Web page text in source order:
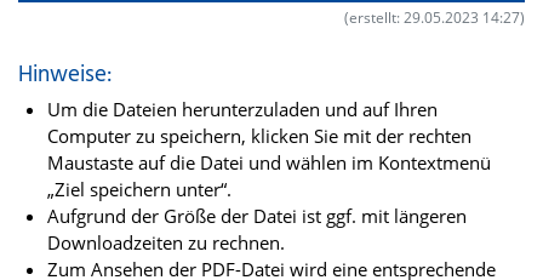
(erstellt: 29.05.2023 14:27)
Hinweise:
Um die Dateien herunterzuladen und auf Ihren
Computer zu speichern, klicken Sie mit der rechten
Maustaste auf die Datei und wählen im Kontextmenü
„Ziel speichern unter“.
Aufgrund der Größe der Datei ist ggf. mit längeren
Downloadzeiten zu rechnen.
Zum Ansehen der PDF-Datei wird eine entsprechende